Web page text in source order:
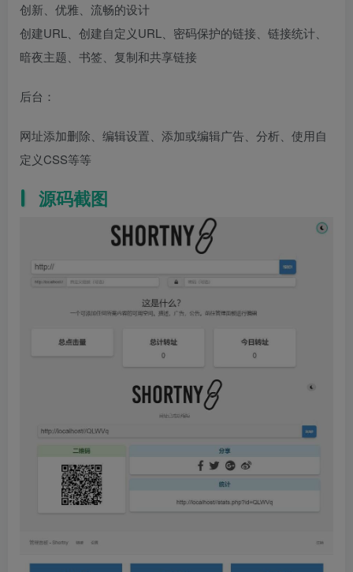
创新、优雅、流畅的设计
创建URL、创建自定义URL、密码保护的链接、链接统计、
暗夜主题、书签、复制和共享链接
后台：
网址添加删除、编辑设置、添加或编辑广告、分析、使用自
定义CSS等等
源码截图